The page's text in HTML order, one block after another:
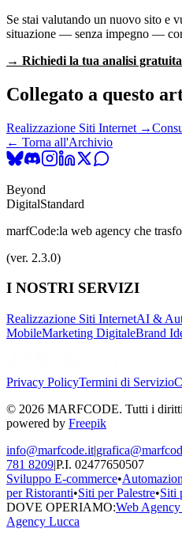
Se stai valutando un nuovo sito e
situazione — senza impegno —
→ Richiedi la tua analisi gratuita
Collegato a questo
Realizzazione Siti Internet →
← Torna all'Archivio
Beyond
DigitalStandard
marfCode:la web agency che
(ver. 2.3.0)
I NOSTRI SERVIZI
Realizzazione Siti InternetAI &
MobileMarketing DigitaleBrand
Privacy PolicyTermini di Servizio
© 2026 MARFCODE. Tutti i diritti
powered by Freepik
info@marfcode.it|
781 8209|P.I. 02477650507
Sviluppo E-commerce•
per Ristoranti•Siti per Palestre•Siti
DOVE OPERIAMO:Web Agency
Agency Lucca